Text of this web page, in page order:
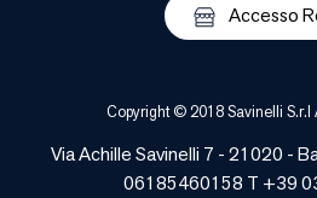
Accesso
Copyright © 2018 Savinelli S.r.l
Via Achille Savinelli 7 - 21020 -
06185460158 T +39